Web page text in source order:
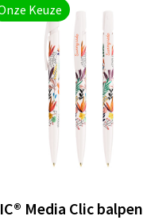
Keuze
Media Clic balpen